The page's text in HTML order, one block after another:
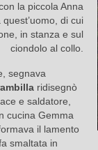
la piccola Anna
di cui
in stanza e sul
ciondolo al collo.
segnava
ridisegnò
e saldatore,
cucina Gemma
il lamento
smaltata in